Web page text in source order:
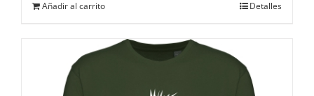
Añadir al carrito Detalles